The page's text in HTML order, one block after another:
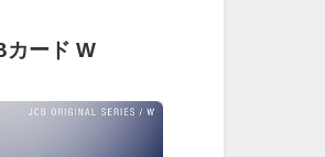
カード W